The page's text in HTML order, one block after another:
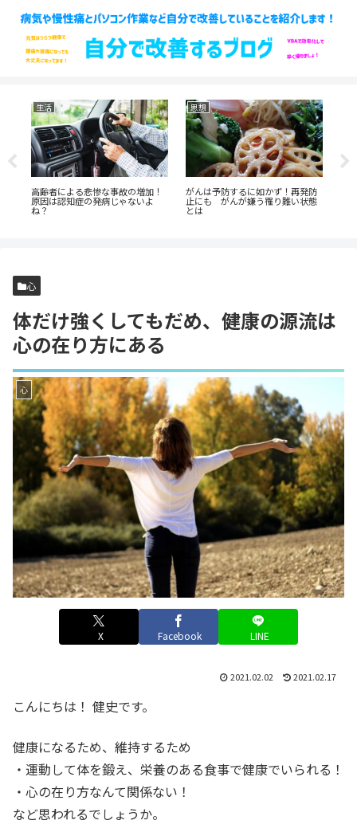
生活
高齢者による悲惨な事故の増加！
原因は認知症の発病じゃないよ
ね？
思想
がんは予防するに如かず！再発防
止にも がんが嫌う罹り難い状態
とは
心
体だけ強くしてもだめ、健康の源流は
心の在り方にある
心
X Facebook LINE
2021.02.02 2021.02.17
こんにちは！ 健史です。
健康になるため、維持するため
・運動して体を鍛え、栄養のある食事で健康でいられる！
・心の在り方なんて関係ない！
など思われるでしょうか。